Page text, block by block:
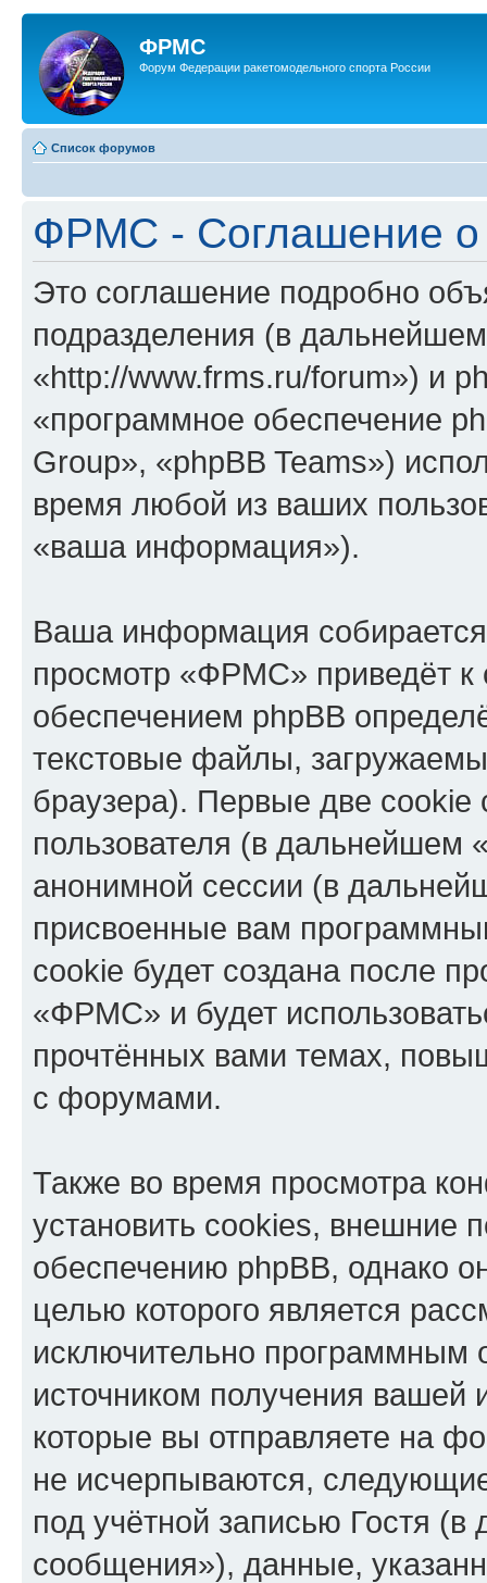
ФРМС
Форум Федерации ракетомодельного спорта России
Список форумов
ФРМС - Соглашение о
Это соглашение подробно
подразделения (в
«http://www.frms.ru/forum») и
«программное обеспечение
Group», «phpBB Teams»)
время любой из ваших
«ваша информация»).
Ваша информация
просмотр «ФРМС» приведёт
обеспечением phpBB
текстовые файлы,
браузера). Первые две cookie
пользователя (в дальнейшем
анонимной сессии (в
присвоенные вам
cookie будет создана после
«ФРМС» и будет
прочтённых вами темах,
с форумами.
Также во время просмотра
установить cookies, внешние
обеспечению phpBB, однако
целью которого является
исключительно программным
источником получения
которые вы отправляете на
не исчерпываются,
под учётной записью Гостя
сообщения»), данные,